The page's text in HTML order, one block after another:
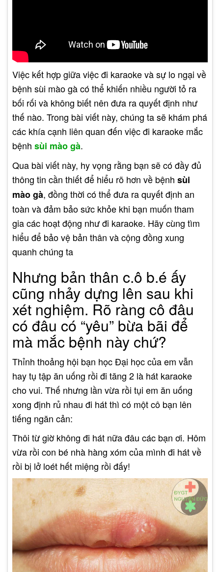
Việc kết hợp giữa việc đi karaoke và sự lo ngại về
bệnh sùi mào gà có thể khiến nhiều người tỏ ra
bối rối và không biết nên đưa ra quyết định như
thế nào. Trong bài viết này, chúng ta sẽ khám phá
các khía cạnh liên quan đến việc đi karaoke mắc
bệnh sùi mào gà.
Qua bài viết này, hy vọng rằng bạn sẽ có đầy đủ
thông tin cần thiết để hiểu rõ hơn về bệnh sùi
mào gà, đồng thời có thể đưa ra quyết định an
toàn và đảm bảo sức khỏe khi bạn muốn tham
gia các hoạt động như đi karaoke. Hãy cùng tìm
hiểu để bảo vệ bản thân và cộng đồng xung
quanh chúng ta
Nhưng bản thân c.ô b.é ấy
cũng nhảy dựng lên sau khi
xét nghiệm. Rõ ràng cô đâu
có đâu có “yêu” bừa bãi để
mà mắc bệnh này chứ?
Thỉnh thoảng hội bạn học Đại học của em vẫn
hay tụ tập ăn uống rồi đi tăng 2 là hát karaoke
cho vui. Thế nhưng lần vừa rồi tụi em ăn uống
xong định rủ nhau đi hát thì có một cô bạn lên
tiếng ngăn cản:
Thôi từ giờ không đi hát nữa đâu các bạn ơi. Hôm
vừa rồi con bé nhà hàng xóm của mình đi hát về
rồi bị lở loét hết miệng rồi đấy!